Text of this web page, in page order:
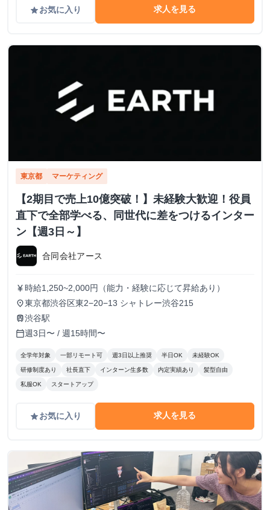
gradeお気に入り 求人を見る
東京都 マーケティング
【2期目で売上10億突破！】未経験大歓迎！役員
直下で全部学べる、同世代に差をつけるインター
ン【週3日～】
合同会社アース
currency_yen 時給1,250~2,000円（能力・経験に応じて昇給あり）
place東京都渋谷区東2−20−13 シャトレー渋谷215
train渋谷駅
calendar_today週3日〜 / 週15時間〜
全学年対象 一部リモート可 週3日以上推奨 半日OK 未経験OK
研修制度あり 社長直下 インターン生多数 内定実績あり 髪型自由
私服OK スタートアップ
gradeお気に入り 求人を見る